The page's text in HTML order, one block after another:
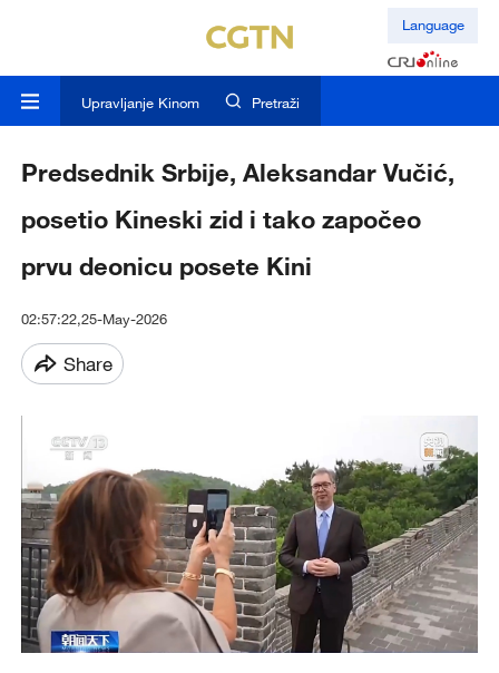
Language
Upravljanje Kinom Pretraži
Predsednik Srbije, Aleksandar Vučić,
posetio Kineski zid i tako započeo
prvu deonicu posete Kini
02:57:22,25-May-2026
Share